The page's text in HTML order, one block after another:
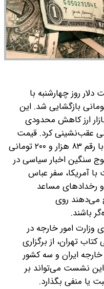
روز چهارشنبه با
در کانال ۸۳ هزار تومانی بازگشایی شد. این
ارز کاهش محدودی
۸۳ هزار تومانی عقب‌نشینی کرد. قیمت
دلار در آخرین معامله روز چهارشنبه با رقم ۸۳ هزار و ۲۰۰ تومانی
سنگین اخبار سیاسی در
آمریکا، سفر عباس
و رخدادهای مساعد
می‌دهند روی
باشند.
امور خارجه در
کتاب تهران، از برگزاری
ایران و سه کشور
این نشست می‌تواند بر
یا منفی بگذارد.